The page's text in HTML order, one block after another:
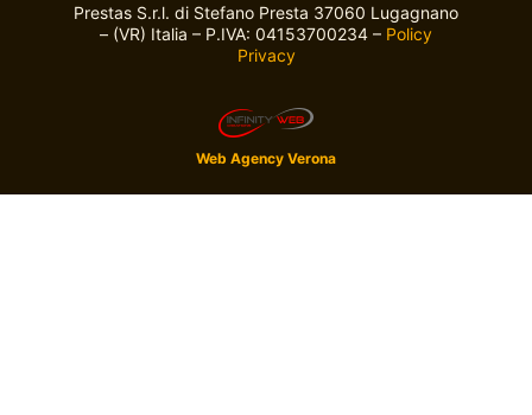
Web Agency Verona
Prestas S.r.l. di Stefano Presta 37060 Lugagnano
– (VR) Italia – P.IVA: 04153700234 – Policy
Privacy